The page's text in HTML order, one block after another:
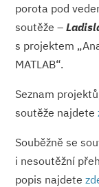
porota pod
soutěže –
s projektem
MATLAB“.
Seznam
soutěže najdete
Souběžně se
i nesoutěžní
popis najdete